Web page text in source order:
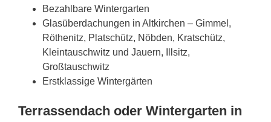
Bezahlbare Wintergarten
Glasüberdachungen in Altkirchen – Gimmel,
Röthenitz, Platschütz, Nöbden, Kratschütz,
Kleintauschwitz und Jauern, Illsitz,
Großtauschwitz
Erstklassige Wintergärten
Terrassendach oder Wintergarten in